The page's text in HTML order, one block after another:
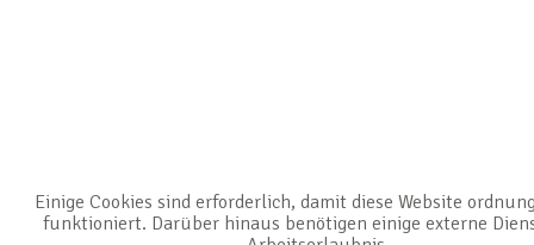
Einige Cookies sind erforderlich, damit diese Website
funktioniert. Darüber hinaus benötigen einige externe